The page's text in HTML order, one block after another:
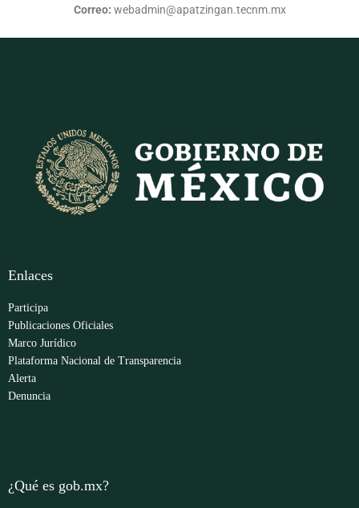
Correo: webadmin@apatzingan.tecnm.mx
Enlaces
Participa
Publicaciones Oficiales
Marco Jurídico
Plataforma Nacional de Transparencia
Alerta
Denuncia
¿Qué es gob.mx?